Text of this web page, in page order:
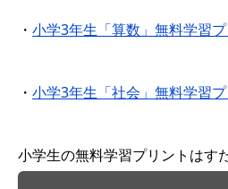
・ 小学3年生「算数」無料学習プ
・ 小学3年生「社会」無料学習プ
小学生の無料学習プリントはす